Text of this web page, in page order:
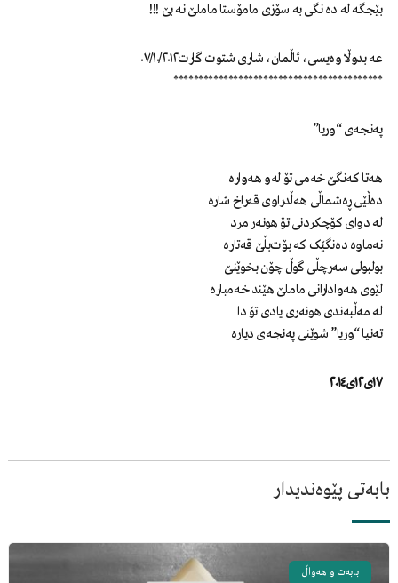
بێجگه له دە نگی به سۆزی مامۆستا ماملێ نه بێ !!!
عه بدوڵا وەیسی، ئاڵمان، شاری شتوت گارت٠٧/١٠/٢٠١٢
******************************************
پەنجەی “وریا”
هەتا کەنگێ خەمی تۆ لەو هەوارە
دەڵێی ڕەشماڵی هەڵدراوی قەراخ شارە
لە دوای کۆچکردنی تۆ هونەر مرد
نەماوە دەنگێک کە بۆت‌بڵێ قەتارە
بولبولی سەرچڵی گوڵ چۆن بخوێنێ
لێوی هەوادارانی ماملێ هێند خەمبارە
لە مەڵبەندی هونەری یادی تۆ دا
تەنیا “وریا” شوێنی پەنجەی دیارە
١٧ی١٢ی٢٠١٤
بابەتی پێوەندیدار
بابەت و هەواڵ